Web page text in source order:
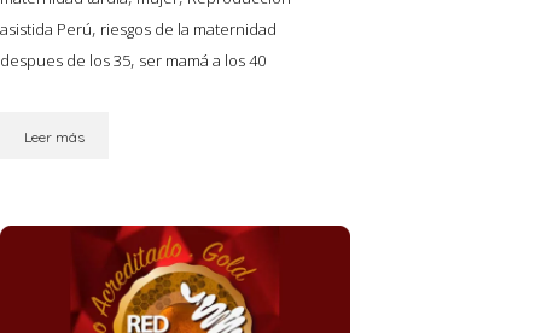
asistida Perú, riesgos de la maternidad
despues de los 35, ser mamá a los 40
Leer más